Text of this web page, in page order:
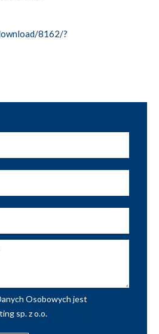
8162/?
Osobowych jest
sp. z o.o.